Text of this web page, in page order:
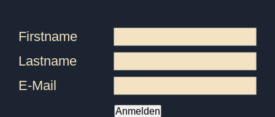
Firstname
Lastname
E-Mail
Anmelden